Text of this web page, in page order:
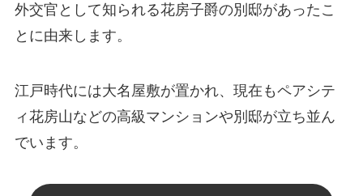
外交官として知られる花房子爵の別邸があったこ
とに由来します。
江戸時代には大名屋敷が置かれ、現在もペアシテ
ィ花房山などの高級マンションや別邸が立ち並ん
でいます。